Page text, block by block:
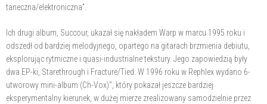
taneczna/elektroniczna”.
Ich drugi album, Succour, ukazał się nakładem Warp w marcu 1995 roku i
odszedł od bardziej melodyjnego, opartego na gitarach brzmienia debiutu,
eksplorując rytmiczne i quasi-industrialne tekstury. Jego zapowiedzią były
dwa EP-ki, Starethrough i Fracture/Tied. W 1996 roku w Rephlex wydano 6-
utworowy mini-album (Ch-Vox)", który pokazał jeszcze bardziej
eksperymentalny kierunek, w dużej mierze zrealizowany samodzielnie przez